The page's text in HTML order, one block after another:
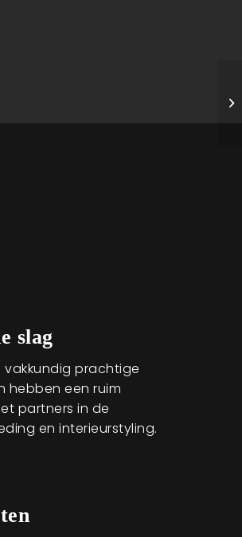
slag
vakkundig prachtige
hebben een ruim
partners in de
en interieurstyling.